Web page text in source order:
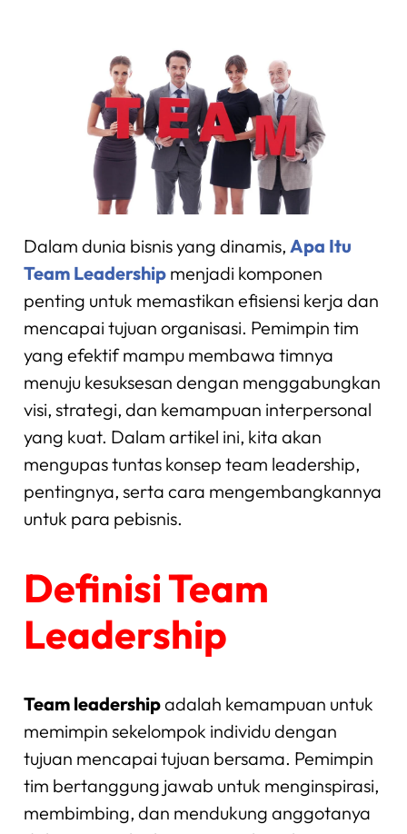
Dalam dunia bisnis yang dinamis, Apa Itu
Team Leadershipmenjadi komponen
penting untuk memastikan efisiensi kerja dan
mencapai tujuan organisasi. Pemimpin tim
yang efektif mampu membawa timnya
menuju kesuksesan dengan menggabungkan
visi, strategi, dan kemampuan interpersonal
yang kuat. Dalam artikel ini, kita akan
mengupas tuntas konsep team leadership,
pentingnya, serta cara mengembangkannya
untuk para pebisnis.
Definisi Team
Leadership
Team leadershipadalah kemampuan untuk
memimpin sekelompok individu dengan
tujuan mencapai tujuan bersama. Pemimpin
tim bertanggung jawab untuk menginspirasi,
membimbing, dan mendukung anggotanya